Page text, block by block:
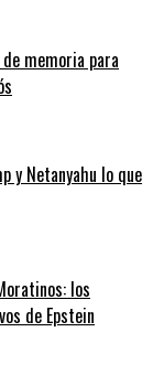
memoria para
y Netanyahu lo que
los
de Epstein